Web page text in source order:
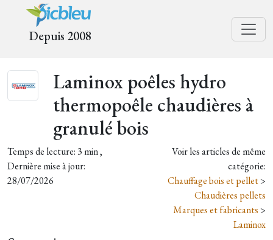
Depuis 2008
Laminox poêles hydro
thermopoêle chaudières à
granulé bois
Temps de lecture: 3 min ,
Dernière mise à jour:
28/07/2026
Voir les articles de même
catégorie:
Chauffage bois et pellet>
Chaudières pellets
Marques et fabricants >
Laminox